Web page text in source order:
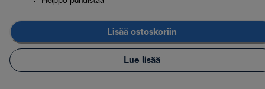
Lisää ostoskoriin
Lue lisää